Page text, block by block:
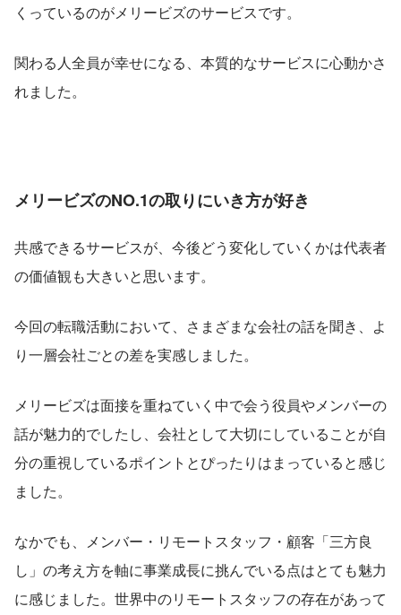
くっているのがメリービズのサービスです。
関わる人全員が幸せになる、本質的なサービスに心動かさ
れました。
メリービズのNO.1の取りにいき方が好き
共感できるサービスが、今後どう変化していくかは代表者
の価値観も大きいと思います。
今回の転職活動において、さまざまな会社の話を聞き、よ
り一層会社ごとの差を実感しました。
メリービズは面接を重ねていく中で会う役員やメンバーの
話が魅力的でしたし、会社として大切にしていることが自
分の重視しているポイントとぴったりはまっていると感じ
ました。
なかでも、メンバー・リモートスタッフ・顧客「三方良
し」の考え方を軸に事業成長に挑んでいる点はとても魅力
に感じました。世界中のリモートスタッフの存在があって